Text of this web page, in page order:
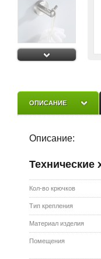
ОПИСАНИЕ
Описание:
Технические
Кол-во крючков
Тип крепления
Материал изделия
Помещения